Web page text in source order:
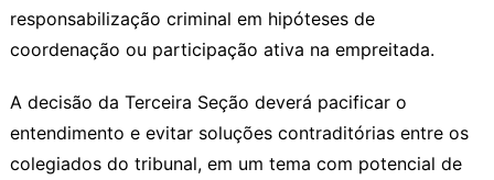
responsabilização criminal em hipóteses de
coordenação ou participação ativa na empreitada.
A decisão da Terceira Seção deverá pacificar o
entendimento e evitar soluções contraditórias entre os
colegiados do tribunal, em um tema com potencial de